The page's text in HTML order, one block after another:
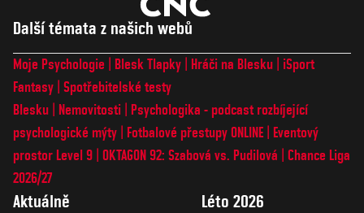
Další témata z našich webů
Moje Psychologie Blesk Tlapky Hráči na Blesku
iSport
Fantasy Spotřebitelské testy
Blesku
Nemovitosti
Psychologika - podcast rozbíjející
psychologické mýty
Fotbalové přestupy ONLINE
Eventový
prostor Level 9 OKTAGON 92: Szabová vs. Pudilová
Chance Liga
2026/27
Aktuálně Léto 2026